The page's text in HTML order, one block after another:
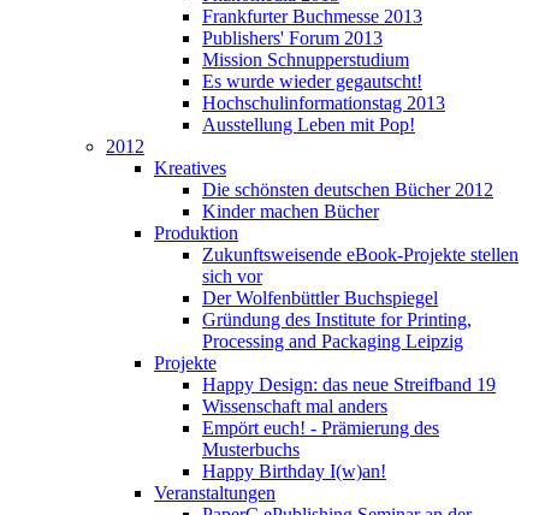
Frankfurter Buchmesse 2013
Publishers' Forum 2013
Mission Schnupperstudium
Es wurde wieder gegautscht!
Hochschulinformationstag 2013
Ausstellung Leben mit Pop!
2012
Kreatives
Die schönsten deutschen Bücher 2012
Kinder machen Bücher
Produktion
Zukunftsweisende eBook-Projekte stellen
sich vor
Der Wolfenbüttler Buchspiegel
Gründung des Institute for Printing,
Processing and Packaging Leipzig
Projekte
Happy Design: das neue Streifband 19
Wissenschaft mal anders
Empört euch! - Prämierung des
Musterbuchs
Happy Birthday I(w)an!
Veranstaltungen